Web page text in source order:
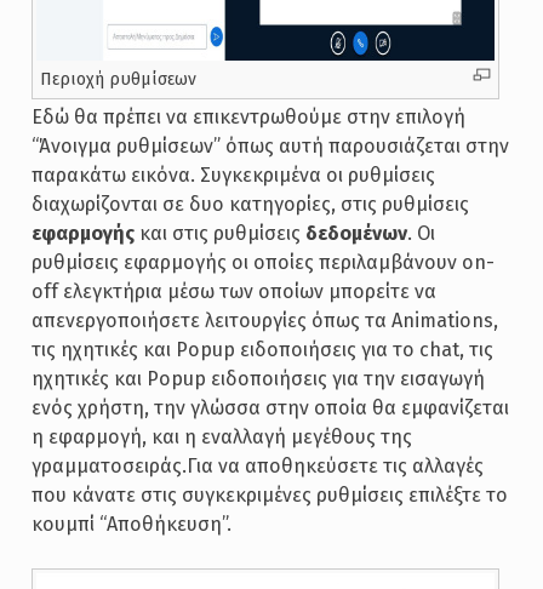
Περιοχή ρυθμίσεων
Εδώ θα πρέπει να επικεντρωθούμε στην επιλογή
“Άνοιγμα ρυθμίσεων” όπως αυτή παρουσιάζεται στην
παρακάτω εικόνα. Συγκεκριμένα οι ρυθμίσεις
διαχωρίζονται σε δυο κατηγορίες, στις ρυθμίσεις
εφαρμογήςκαι στις ρυθμίσεις δεδομένων. Οι
ρυθμίσεις εφαρμογής οι οποίες περιλαμβάνουν on-
off ελεγκτήρια μέσω των οποίων μπορείτε να
απενεργοποιήσετε λειτουργίες όπως τα Animations,
τις ηχητικές και Popup ειδοποιήσεις για το chat, τις
ηχητικές και Popup ειδοποιήσεις για την εισαγωγή
ενός χρήστη, την γλώσσα στην οποία θα εμφανίζεται
η εφαρμογή, και η εναλλαγή μεγέθους της
γραμματοσειράς.Για να αποθηκεύσετε τις αλλαγές
που κάνατε στις συγκεκριμένες ρυθμίσεις επιλέξτε το
κουμπί “Αποθήκευση”.